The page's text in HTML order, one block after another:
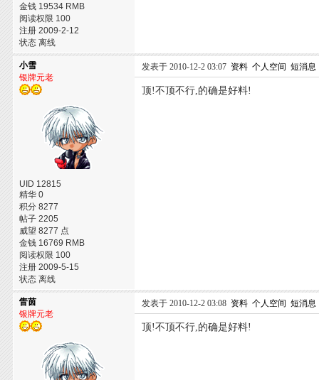
金钱 19534 RMB
阅读权限 100
注册 2009-2-12
状态 离线
小雪
银牌元老
UID 12815
精华 0
积分 8277
帖子 2205
威望 8277 点
金钱 16769 RMB
阅读权限 100
注册 2009-5-15
状态 离线
发表于 2010-12-2 03:07 资料 个人空间 短消息
顶!不顶不行,的确是好料!
眚茵
银牌元老
发表于 2010-12-2 03:08 资料 个人空间 短消息
顶!不顶不行,的确是好料!